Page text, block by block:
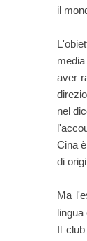
il
aver
nel
Cina
di
Ma
Il